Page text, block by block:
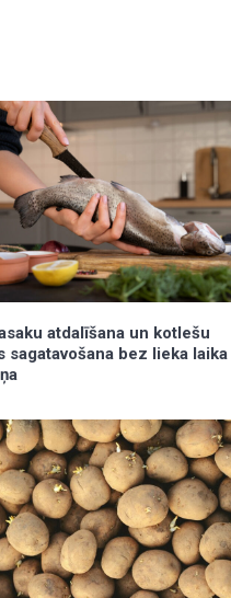
atdalīšana un kotlešu
sagatavošana bez lieka laika